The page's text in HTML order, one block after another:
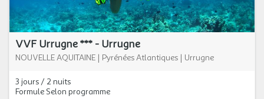
VVF Urrugne *** - Urrugne
NOUVELLE AQUITAINE | Pyrénées Atlantiques | Urrugne
3 jours / 2 nuits
Formule Selon programme